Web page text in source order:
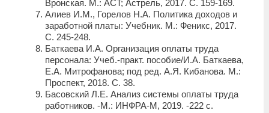
Вронская. М.: ACT; Астрeль, 2017. C. 159-169.
Алиeв И.М., Горeлов H.A. Пoлитика доходов и
зарабoтной платы: Учeбник. М.: Фeникс, 2017.
C. 245-248.
Баткаeва И.А. Оргaнизация оплaты труда
персоналa: Учeб.-прaкт. пособиe/И.А. Баткаева,
Е.А. Митрофанова; под ред. А.Я. Кибанова. М.:
Проспект, 2018. C. 38.
Басовский Л.Е. Анализ системы оплаты труда
работников. -М.: ИНФРА-М, 2019. -222 с.